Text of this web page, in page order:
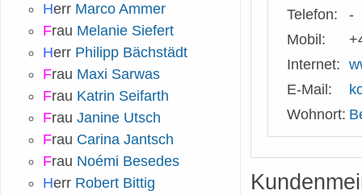
Telefon:
-
Mobil:
Internet:
E-Mail:
Wohnort:
Herr Marco Ammer
Frau Melanie Siefert
Herr Philipp Bächstädt
Frau Maxi Sarwas
Frau Katrin Seifarth
Frau Janine Utsch
Frau Carina Jantsch
Frau Noémi Besedes
Herr Robert Bittig